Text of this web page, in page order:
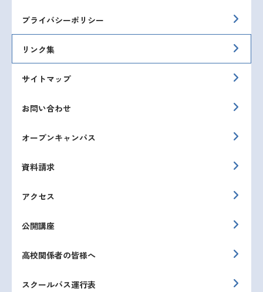
プライバシーポリシー
リンク集
サイトマップ
お問い合わせ
オープンキャンパス
資料請求
アクセス
公開講座
高校関係者の皆様へ
スクールバス運行表